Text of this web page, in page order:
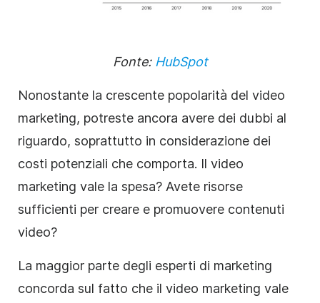
Fonte: HubSpot
Nonostante la crescente popolarità del video
marketing, potreste ancora avere dei dubbi al
riguardo, soprattutto in considerazione dei
costi potenziali che comporta. Il video
marketing vale la spesa? Avete risorse
sufficienti per creare e promuovere contenuti
video?
La maggior parte degli esperti di marketing
concorda sul fatto che il video marketing vale